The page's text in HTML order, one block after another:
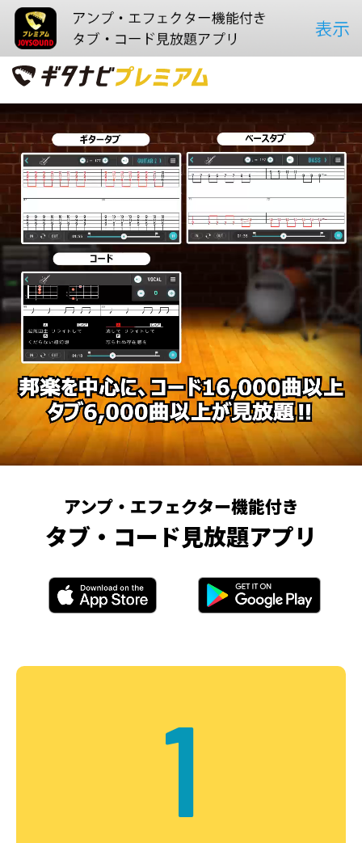
アンプ・エフェクター機能付き
タブ・コード見放題アプリ
1